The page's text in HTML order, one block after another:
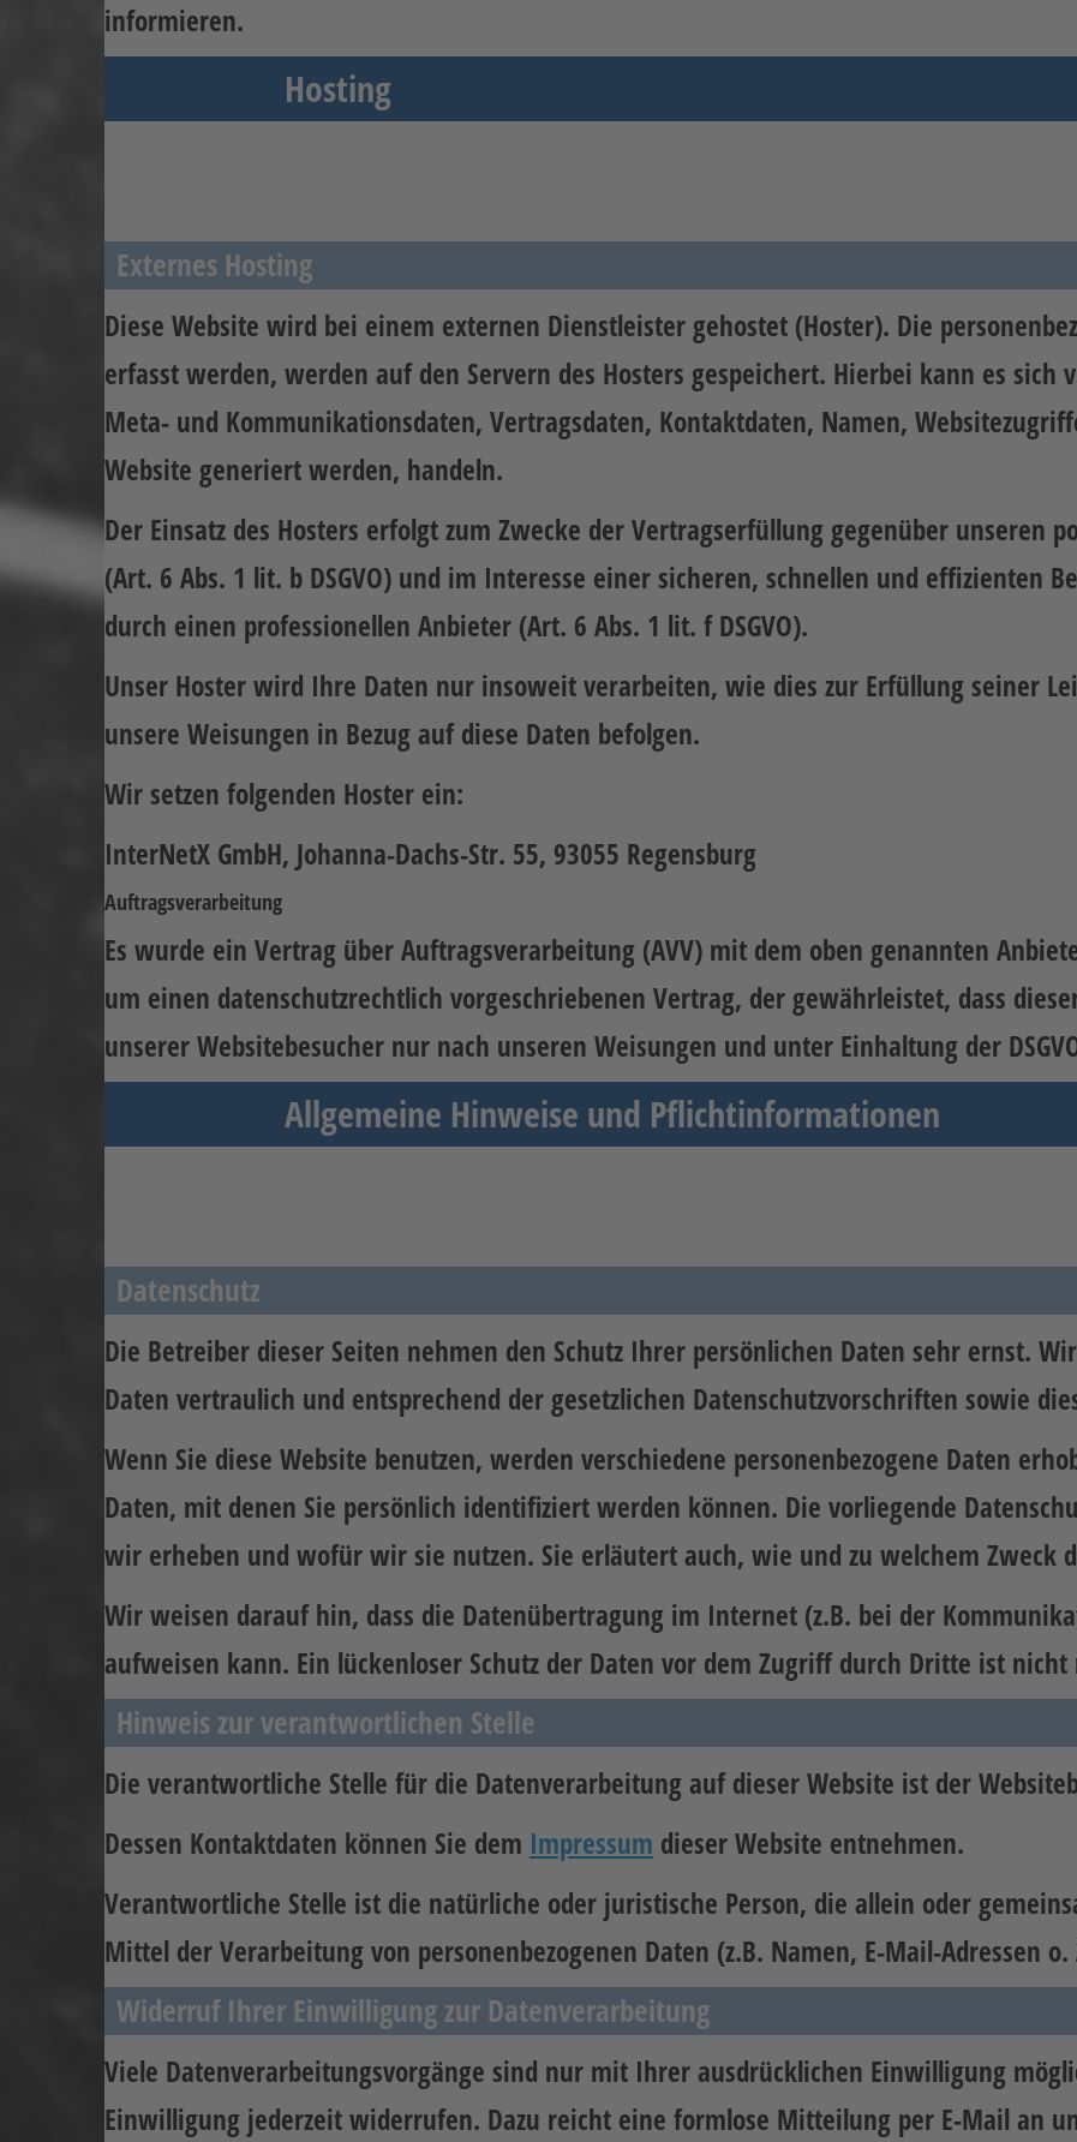
informieren.
Hosting
Externes Hosting
Diese Website wird bei einem externen Dienstleister gehostet (Hoster). Die
erfasst werden, werden auf den Servern des Hosters gespeichert. Hierbei kann es sich
Meta- und Kommunikationsdaten, Vertragsdaten, Kontaktdaten, Namen,
Website generiert werden, handeln.
Der Einsatz des Hosters erfolgt zum Zwecke der Vertragserfüllung gegenüber unseren
(Art. 6 Abs. 1 lit. b DSGVO) und im Interesse einer sicheren, schnellen und effizienten
durch einen professionellen Anbieter (Art. 6 Abs. 1 lit. f DSGVO).
Unser Hoster wird Ihre Daten nur insoweit verarbeiten, wie dies zur Erfüllung seiner
unsere Weisungen in Bezug auf diese Daten befolgen.
Wir setzen folgenden Hoster ein:
InterNetX GmbH, Johanna-Dachs-Str. 55, 93055 Regensburg
Auftragsverarbeitung
Es wurde ein Vertrag über Auftragsverarbeitung (AVV) mit dem oben genannten
um einen datenschutzrechtlich vorgeschriebenen Vertrag, der gewährleistet, dass
unserer Websitebesucher nur nach unseren Weisungen und unter Einhaltung der
Allgemeine Hinweise und Pflichtinformationen
Datenschutz
Die Betreiber dieser Seiten nehmen den Schutz Ihrer persönlichen Daten sehr ernst.
Daten vertraulich und entsprechend der gesetzlichen Datenschutzvorschriften sowie
Wenn Sie diese Website benutzen, werden verschiedene personenbezogene Daten
Daten, mit denen Sie persönlich identifiziert werden können. Die vorliegende
wir erheben und wofür wir sie nutzen. Sie erläutert auch, wie und zu welchem Zweck
Wir weisen darauf hin, dass die Datenübertragung im Internet (z.B. bei der
aufweisen kann. Ein lückenloser Schutz der Daten vor dem Zugriff durch Dritte ist nicht
Hinweis zur verantwortlichen Stelle
Die verantwortliche Stelle für die Datenverarbeitung auf dieser Website ist der
Dessen Kontaktdaten können Sie dem Impressum dieser Website entnehmen.
Verantwortliche Stelle ist die natürliche oder juristische Person, die allein oder
Mittel der Verarbeitung von personenbezogenen Daten (z.B. Namen, E-Mail-Adressen
Widerruf Ihrer Einwilligung zur Datenverarbeitung
Viele Datenverarbeitungsvorgänge sind nur mit Ihrer ausdrücklichen Einwilligung
Einwilligung jederzeit widerrufen. Dazu reicht eine formlose Mitteilung per E-Mail an